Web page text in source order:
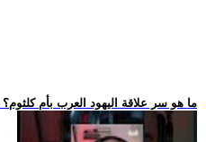
.. ما هو سر علاقة اليهود العرب بأم كلثوم؟